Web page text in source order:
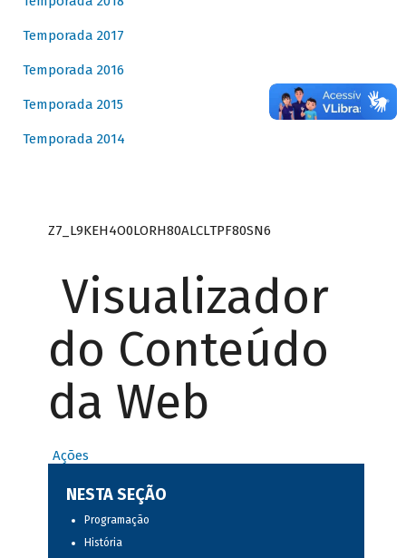
Temporada 2017
Temporada 2016
Temporada 2015
Temporada 2014
Z7_L9KEH4O0LORH80ALCLTPF80SN6
Visualizador
do Conteúdo
da Web
Ações
NESTA SEÇÃO
Programação
História